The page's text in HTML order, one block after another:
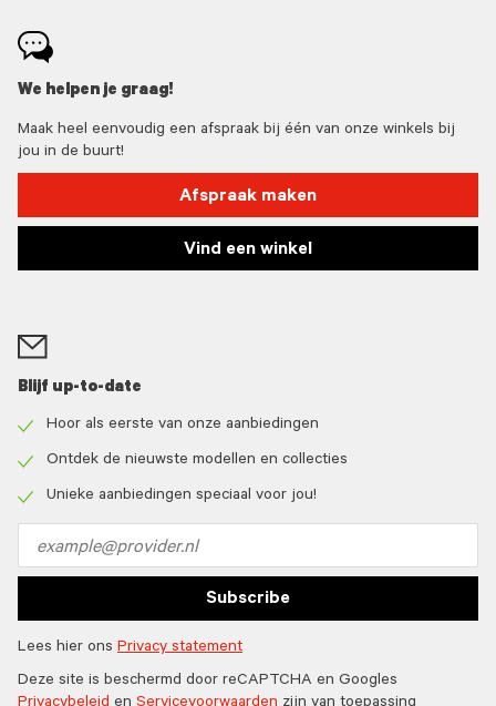
We helpen je graag!
Maak heel eenvoudig een afspraak bij één van onze winkels bij
jou in de buurt!
Afspraak maken
Vind een winkel
Blijf up-to-date
icon
Hoor als eerste van onze aanbiedingen
icon
Ontdek de nieuwste modellen en collecties
Unieke aanbiedingen speciaal voor jou!
address
Subscribe
Lees hier ons Privacy statement
Deze site is beschermd door reCAPTCHA en Googles